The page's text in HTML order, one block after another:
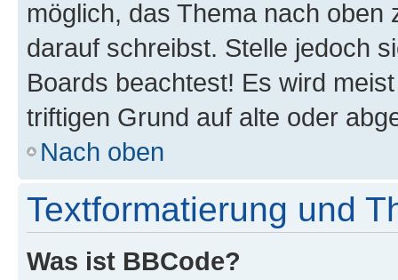
möglich, das Thema nach oben
darauf schreibst. Stelle jedoch
Boards beachtest! Es wird
triftigen Grund auf alte oder
Nach oben
Textformatierung und
Was ist BBCode?